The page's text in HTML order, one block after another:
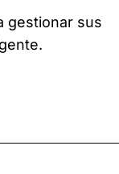
gestionar sus